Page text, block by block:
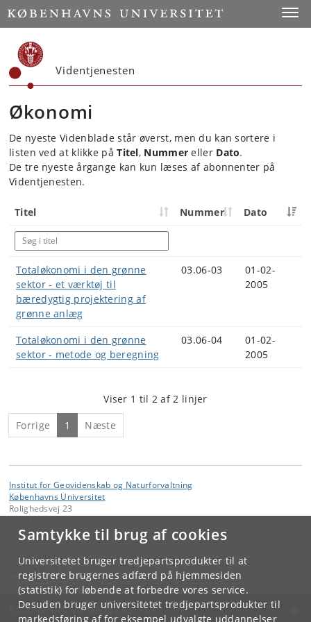
Samtykke til brug af cookies
Universitetet bruger tredjepartsprodukter til at
registrere brugernes adfærd på hjemmesiden
(statistik) for løbende at forbedre vores service.
Desuden bruger universitetet tredjepartsprodukter til
markedsføring af for eksempel udvalgte uddannelser
Start
Videntjenesten
Økonomi
De nyeste Videnblade står øverst, men du kan sortere i
listen ved at klikke påTitel, Nummer eller Dato.
De tre nyeste årgange kan kun læses af abonnenter på
Videntjenesten.
Titel Nummer Dato
Totaløkonomi i den grønne
sektor - et værktøj til
bæredygtig projektering af
grønne anlæg
03.06-03
01-02-
2005
Totaløkonomi i den grønne
sektor - metode og beregning
03.06-04
01-02-
2005
Viser 1 til 2 af 2 linjer
Forrige 1 Næste
Institut for Geovidenskab og Naturforvaltning
Københavns Universitet
Rolighedsvej 23
Videntjenesten
KØBENHAVNS UNIVERSITET